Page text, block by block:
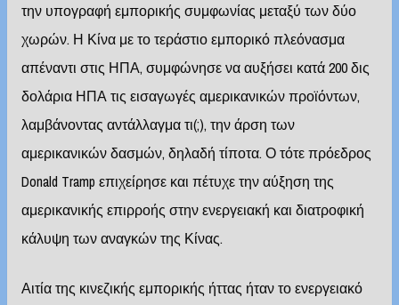
την υπογραφή εμπορικής συμφωνίας μεταξύ των δύο
χωρών. Η Κίνα με το τεράστιο εμπορικό πλεόνασμα
απέναντι στις ΗΠΑ, συμφώνησε να αυξήσει κατά 200 δις
δολάρια ΗΠΑ τις εισαγωγές αμερικανικών προϊόντων,
λαμβάνοντας αντάλλαγμα τι(;), την άρση των
αμερικανικών δασμών, δηλαδή τίποτα. Ο τότε πρόεδρος
Donald Tramp επιχείρησε και πέτυχε την αύξηση της
αμερικανικής επιρροής στην ενεργειακή και διατροφική
κάλυψη των αναγκών της Κίνας.
Αιτία της κινεζικής εμπορικής ήττας ήταν το ενεργειακό